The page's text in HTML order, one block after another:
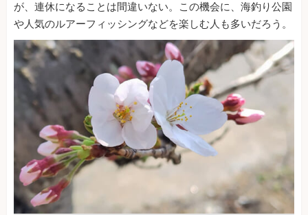
が、連休になることは間違いない。この機会に、海釣り公園
や人気のルアーフィッシングなどを楽しむ人も多いだろう。